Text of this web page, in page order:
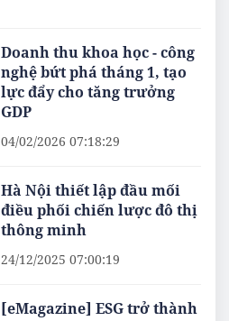
Doanh thu khoa học - công
nghệ bứt phá tháng 1, tạo
lực đẩy cho tăng trưởng
GDP
04/02/2026 07:18:29
Hà Nội thiết lập đầu mối
điều phối chiến lược đô thị
thông minh
24/12/2025 07:00:19
[eMagazine] ESG trở thành